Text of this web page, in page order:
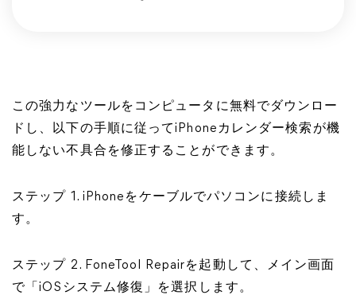
この強力なツールをコンピュータに無料でダウンロー
ドし、以下の手順に従ってiPhoneカレンダー検索が機
能しない不具合を修正することができます。
ステップ 1. iPhoneをケーブルでパソコンに接続しま
す。
ステップ 2. FoneTool Repairを起動して、メイン画面
で「iOSシステム修復」を選択します。